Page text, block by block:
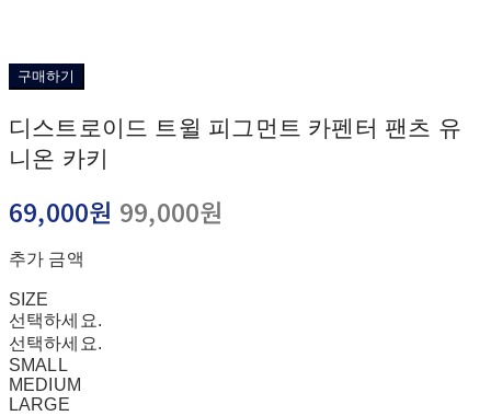
구매하기
디스트로이드 트윌 피그먼트 카펜터 팬츠 유
니온 카키
69,000원 99,000원
추가 금액
SIZE
선택하세요.
선택하세요.
SMALL
MEDIUM
LARGE